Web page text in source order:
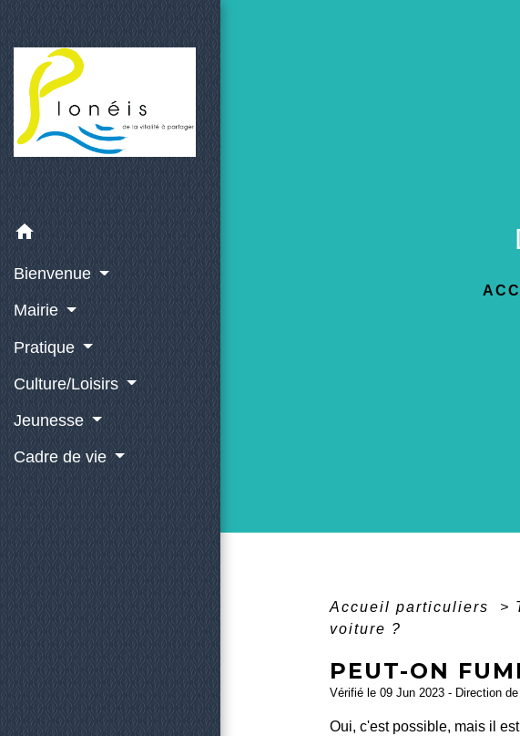
home
Bienvenue
Mairie
Pratique
Culture/Loisirs
Jeunesse
Cadre de vie
Accueil particuliers >
voiture ?
PEUT-ON
Vérifié le 09 Jun 2023 - Direction
Oui, c'est possible, mais il est